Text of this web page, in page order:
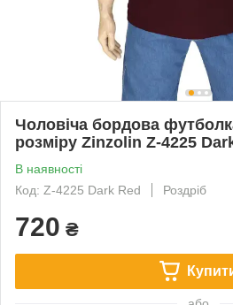
Чоловіча бордова
розміру Zinzolin Z-4225
В наявності
Код: Z-4225 Dark Red
Роздріб
720 ₴